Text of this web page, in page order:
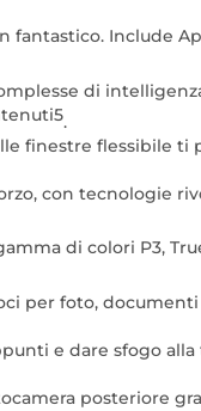
fantastico. Include
di
.
finestre flessibile ti
con tecnologie
di colori P3,
per foto,
e dare sfogo
posteriore